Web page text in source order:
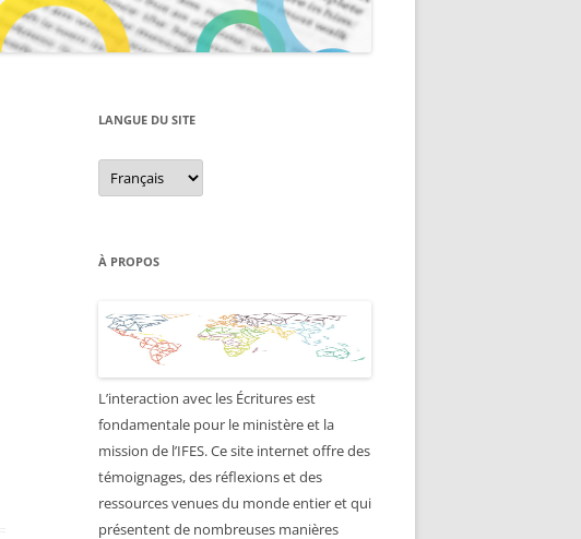
LANGUE DU SITE
Langue
du
site
À PROPOS
L’interaction avec les Écritures est
fondamentale pour le ministère et la
mission de l’IFES. Ce site internet offre des
témoignages, des réflexions et des
ressources venues du monde entier et qui
présentent de nombreuses manières